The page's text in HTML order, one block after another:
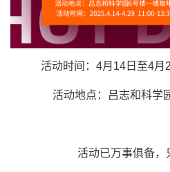
活动时间：4月14日至4月
活动地点：吕志和科学
活动已万事俱备，